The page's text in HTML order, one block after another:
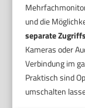
und die
separate
Kameras oder
Verbindung im
Praktisch sind
umschalten